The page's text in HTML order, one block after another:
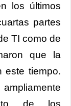
los últimos
partes
TI como de
que la
este tiempo.